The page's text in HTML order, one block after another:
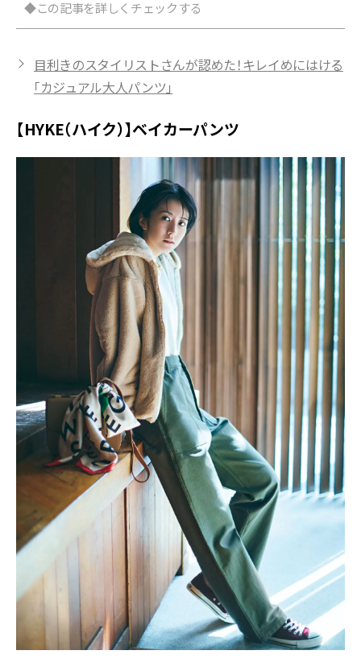
◆この記事を詳しくチェックする
目利きのスタイリストさんが認めた！キレイめにはける
「カジュアル大人パンツ」
【HYKE（ハイク）】ベイカーパンツ